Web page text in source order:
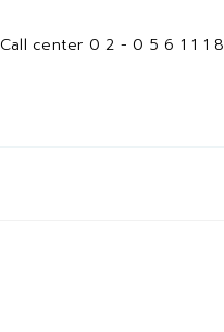
Call center 0 2 - 0 5 6 1 1 1 8